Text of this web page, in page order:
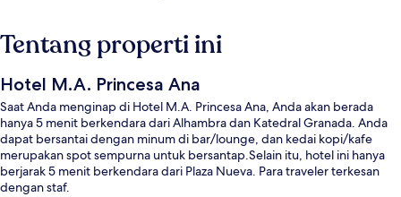
Tentang properti ini
Hotel M.A. Princesa Ana
Saat Anda menginap di Hotel M.A. Princesa Ana, Anda akan berada
hanya 5 menit berkendara dari Alhambra dan Katedral Granada. Anda
dapat bersantai dengan minum di bar/lounge, dan kedai kopi/kafe
merupakan spot sempurna untuk bersantap.Selain itu, hotel ini hanya
berjarak 5 menit berkendara dari Plaza Nueva. Para traveler terkesan
dengan staf.